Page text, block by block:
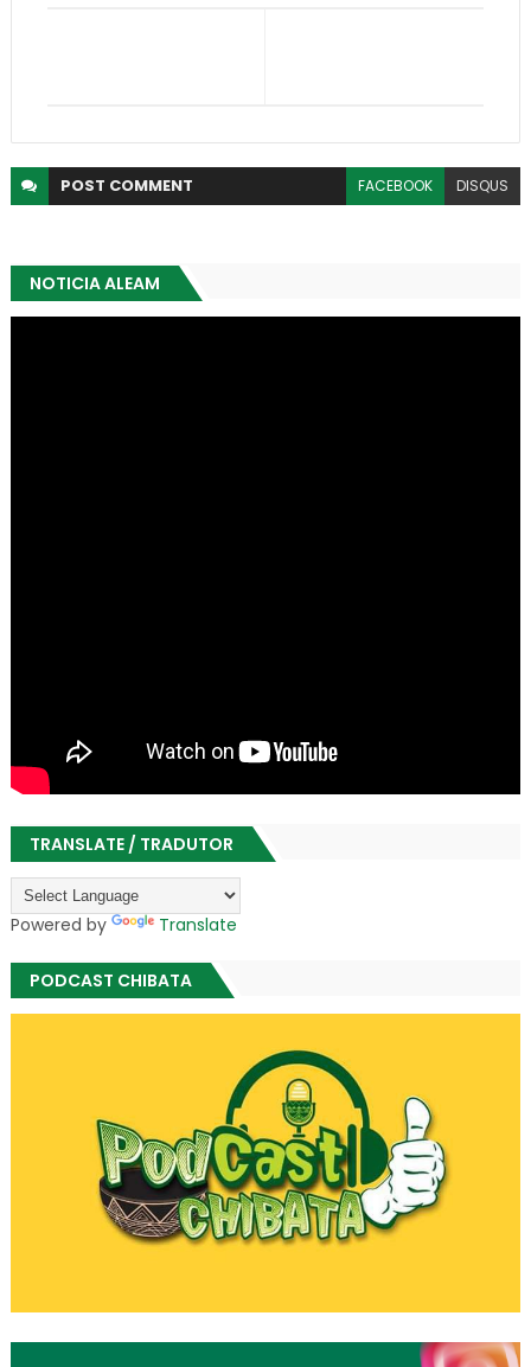
POST COMMENT FACEBOOK DISQUS
NOTICIA ALEAM
TRANSLATE / TRADUTOR
Powered by Translate
PODCAST CHIBATA